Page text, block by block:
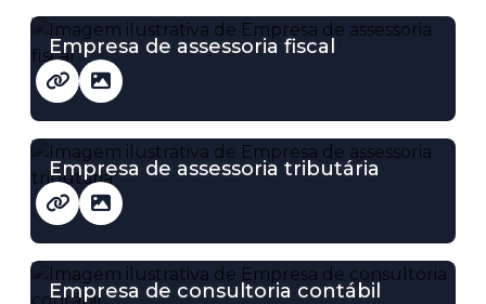
Empresa de assessoria fiscal
Empresa de assessoria tributária
Empresa de consultoria contábil